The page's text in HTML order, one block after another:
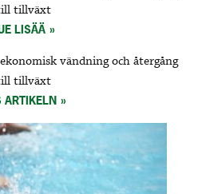
tillväxt
LISÄÄ
vändning och återgång
tillväxt
ARTIKELN